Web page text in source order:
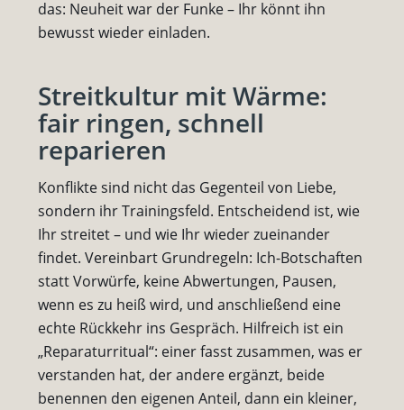
das: Neuheit war der Funke – Ihr könnt ihn
bewusst wieder einladen.
Streitkultur mit Wärme:
fair ringen, schnell
reparieren
Konflikte sind nicht das Gegenteil von Liebe,
sondern ihr Trainingsfeld. Entscheidend ist, wie
Ihr streitet – und wie Ihr wieder zueinander
findet. Vereinbart Grundregeln: Ich-Botschaften
statt Vorwürfe, keine Abwertungen, Pausen,
wenn es zu heiß wird, und anschließend eine
echte Rückkehr ins Gespräch. Hilfreich ist ein
„Reparaturritual“: einer fasst zusammen, was er
verstanden hat, der andere ergänzt, beide
benennen den eigenen Anteil, dann ein kleiner,